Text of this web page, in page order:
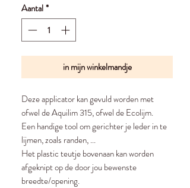
Aantal*
in mijn winkelmandje
Deze applicator kan gevuld worden met
ofwel de Aquilim 315, ofwel de Ecolijm.
Een handige tool om gerichter je leder in te
lijmen, zoals randen, ...
Het plastic teutje bovenaan kan worden
afgeknipt op de door jou bewenste
breedte/opening.